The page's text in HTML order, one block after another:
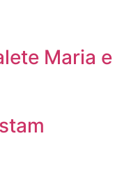
Maria